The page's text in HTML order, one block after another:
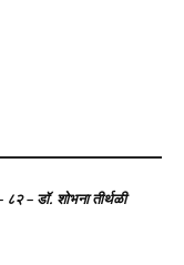
८२ – डॉ. शोभना तीर्थळी